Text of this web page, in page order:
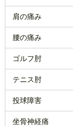
肩の痛み
腰の痛み
ゴルフ肘
テニス肘
投球障害
坐骨神経痛